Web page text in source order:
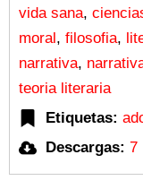
vida sana,
moral, filosofia,
narrativa,
teoria literaria
Etiquetas:
Descargas: 7